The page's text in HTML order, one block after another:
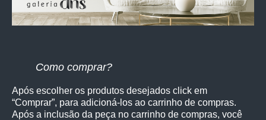
Como comprar?
Após escolher os produtos desejados click em
“Comprar”, para adicioná-los ao carrinho de compras.
Após a inclusão da peça no carrinho de compras, você